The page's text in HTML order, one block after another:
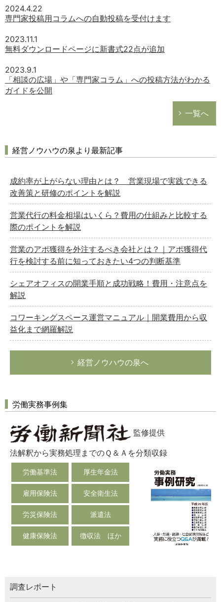
2024.4.22
専門家投稿用コラムへの自動投稿を受付けます
2023.11.1
無料ダウンロードページに新書式22点が追加
2023.9.1
「相談の広場」や「専門家コラム」への投稿方法がわかる
ガイドを公開
一覧へ
経営ノウハウの泉より最新記事
成約率が上がらない理由とは？ 営業現場で実践できる
改善策と研修のポイントを解説
営業代行の料金相場はいくら？費用の仕組みと比較する
際のポイントを解説
営業のアポ獲得を外注するべき会社とは？｜アポ獲得代
行を検討する前に知っておきたい4つの判断基準
シェアオフィスの開業手順と成功戦略！費用・注意点を
解説
コワーキングスペース運営マニュアル｜開業費用から収
益化まで網羅解説
経営ノウハウの泉へ
労働実務事例集
監修提供
法解釈から実務処理までのＱ＆Ａを分類収録
労働基準法 厚生年金法
雇用保険法 安全衛生法
労災保険法 派遣法
健康保険法 徴収法 ほか
調査レポート